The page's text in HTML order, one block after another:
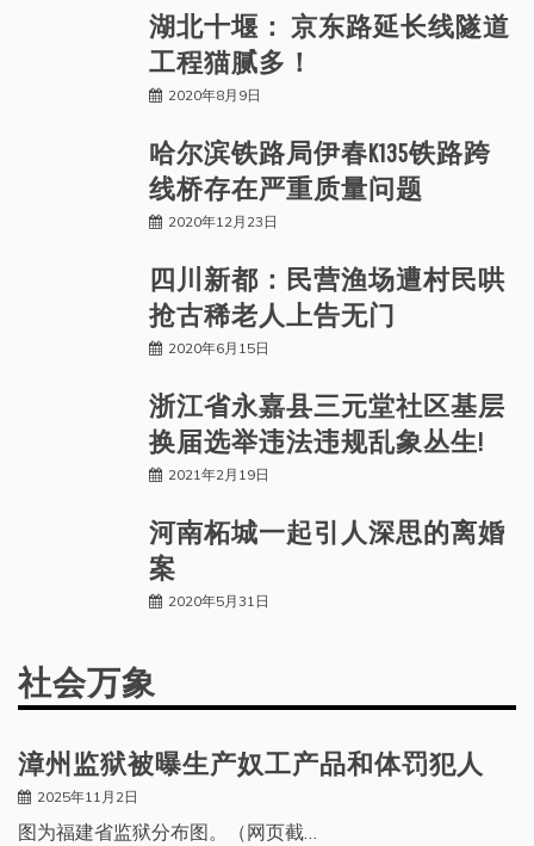
湖北十堰： 京东路延长线隧道
工程猫腻多！
2020年8月9日
哈尔滨铁路局伊春K135铁路跨
线桥存在严重质量问题
2020年12月23日
四川新都：民营渔场遭村民哄
抢古稀老人上告无门
2020年6月15日
浙江省永嘉县三元堂社区基层
换届选举违法违规乱象丛生!
2021年2月19日
河南柘城一起引人深思的离婚
案
2020年5月31日
社会万象
漳州监狱被曝生产奴工产品和体罚犯人
2025年11月2日
图为福建省监狱分布图。（网页截…